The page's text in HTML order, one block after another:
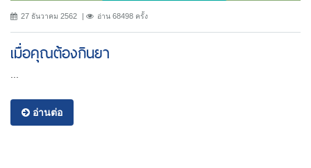
27 ธันวาคม 2562 อ่าน 68498 ครั้ง
เมื่อคุณต้องกินยา
อ่านต่อ